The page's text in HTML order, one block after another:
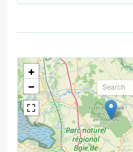
<!---->
+
−